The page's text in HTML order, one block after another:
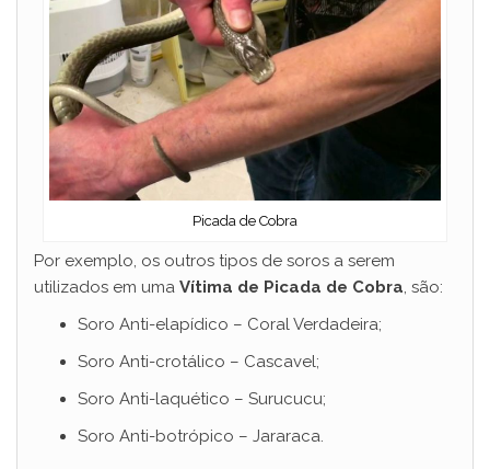
Picada de Cobra
Por exemplo, os outros tipos de soros a serem
utilizados em uma Vítima de Picada de Cobra, são:
Soro Anti-elapídico – Coral Verdadeira;
Soro Anti-crotálico – Cascavel;
Soro Anti-laquético – Surucucu;
Soro Anti-botrópico – Jararaca.